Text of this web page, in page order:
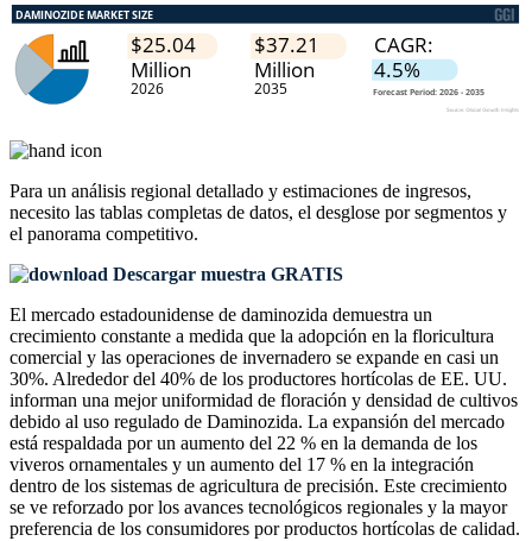
Para un análisis regional detallado y estimaciones de ingresos,
necesito las tablas completas de datos, el desglose por segmentos y
el panorama competitivo.
Descargar muestra GRATIS
El mercado estadounidense de daminozida demuestra un
crecimiento constante a medida que la adopción en la floricultura
comercial y las operaciones de invernadero se expande en casi un
30%. Alrededor del 40% de los productores hortícolas de EE. UU.
informan una mejor uniformidad de floración y densidad de cultivos
debido al uso regulado de Daminozida. La expansión del mercado
está respaldada por un aumento del 22 % en la demanda de los
viveros ornamentales y un aumento del 17 % en la integración
dentro de los sistemas de agricultura de precisión. Este crecimiento
se ve reforzado por los avances tecnológicos regionales y la mayor
preferencia de los consumidores por productos hortícolas de calidad.